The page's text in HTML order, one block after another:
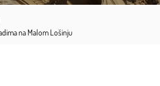
na Malom Lošinju